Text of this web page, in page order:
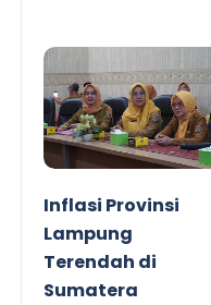
Inflasi Provinsi
Lampung
Terendah di
Sumatera